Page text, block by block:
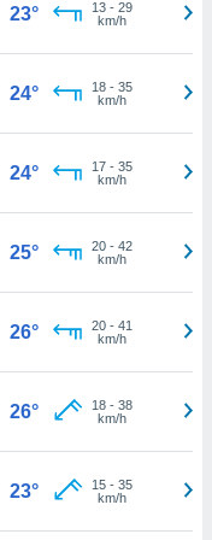
23° 13- 29
km/h
24° 18- 35
km/h
24° 17- 35
km/h
25° 20- 42
km/h
26° 20- 41
km/h
26° 18- 38
km/h
23° 15- 35
km/h